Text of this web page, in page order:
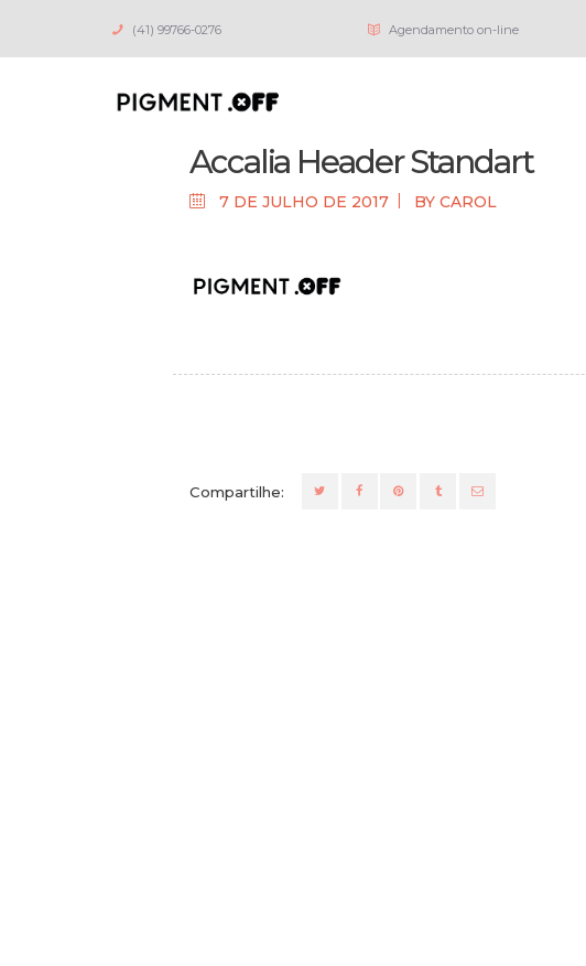
(41) 99766-0276 Agendamento on-line
A
Accalia Header Standart
7 DE JULHO DE 2017 BY CAROL
Compartilhe: